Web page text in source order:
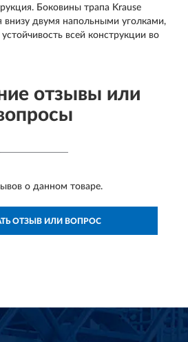
Боковины трапа Krause
внизу двумя напольными уголками,
всей конструкции во
отзывы или
о данном товаре.
ОТЗЫВ ИЛИ ВОПРОС